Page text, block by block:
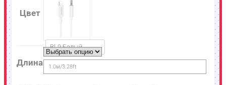
Цвет
BL9 Белый
Длина 1.0м/3.28ft